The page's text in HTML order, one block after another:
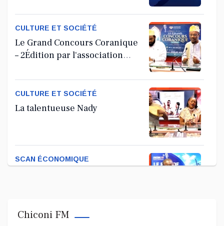
CULTURE ET SOCIÉTÉ
Le Grand Concours Coranique
– 2Édition par l'association
CULTURE ET SOCIÉTÉ
La talentueuse Nady
SCAN ÉCONOMIQUE
Chiconi FM